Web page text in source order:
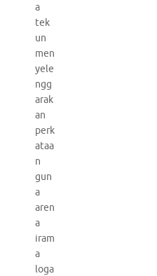
a
tek
un
men
yele
ngg
arak
an
perk
ataa
n
gun
a
aren
a
iram
a
loga